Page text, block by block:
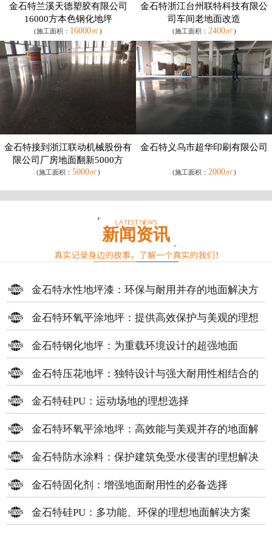
金石特兰溪天德塑胶有限公司
16000方本色钢化地坪
(施工面积： 16000㎡)
金石特浙江台州联特科技有限公
司车间老地面改造
(施工面积： 2400㎡)
金石特接到浙江联动机械股份有
限公司厂房地面翻新5000方
(施工面积： 5000㎡)
金石特义乌市超华印刷有限公司
(施工面积： 2000㎡)
新闻资讯
金石特水性地坪漆：环保与耐用并存的地面解决方
案
金石特环氧平涂地坪：提供高效保护与美观的理想
选择
金石特钢化地坪：为重载环境设计的超强地面
金石特压花地坪：独特设计与强大耐用性相结合的
地面材料
金石特硅PU：运动场地的理想选择
金石特环氧平涂地坪：高效能与美观并存的地面解
决方案
金石特防水涂料：保护建筑免受水侵害的理想解决
方案
金石特固化剂：增强地面耐用性的必备选择
金石特硅PU：多功能、环保的理想地面解决方案